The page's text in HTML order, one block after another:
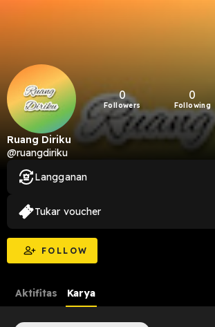
0
Followers
0
Following
Ruang Diriku
@ruangdiriku
FOLLOW
Langganan
Tukar voucher
Aktifitas Karya